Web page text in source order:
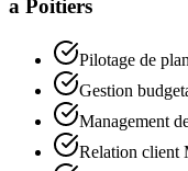
a Poitiers
Pilotage de
Gestion
Management
Relation client